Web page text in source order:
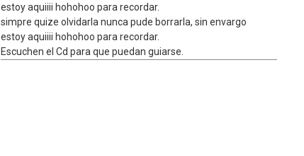
estoy aquiiii hohohoo para recordar.
simpre quize olvidarla nunca pude borrarla, sin envargo
estoy aquiiii hohohoo para recordar.
Escuchen el Cd para que puedan guiarse.